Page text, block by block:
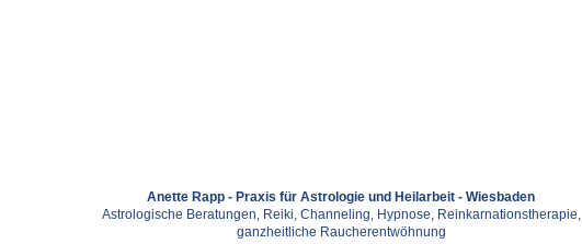
Anette Rapp - Praxis für Astrologie und Heilarbeit - Wiesbaden
Astrologische Beratungen, Reiki, Channeling, Hypnose, Reinkarnationstherapie,
ganzheitliche Raucherentwöhnung